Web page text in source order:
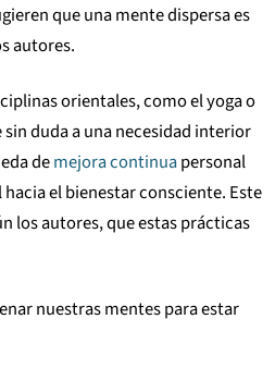
que una mente dispersa es
autores.
orientales, como el yoga o
duda a una necesidad interior
demejora continuapersonal
el bienestar consciente. Este
los autores, que estas prácticas
nuestras mentes para estar